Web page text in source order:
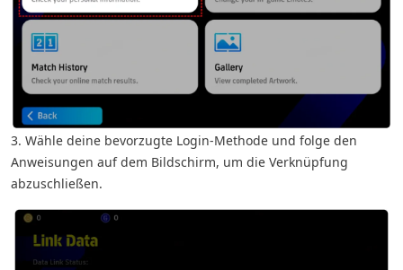
3. Wähle deine bevorzugte Login-Methode und folge den
Anweisungen auf dem Bildschirm, um die Verknüpfung
abzuschließen.